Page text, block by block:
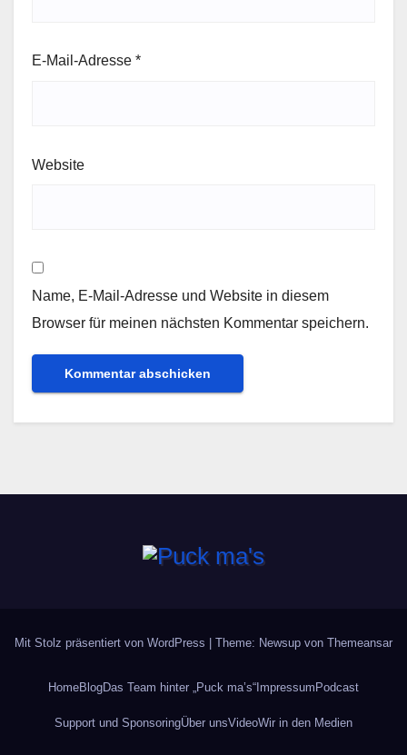
E-Mail-Adresse *
Website
Name, E-Mail-Adresse und Website in diesem
Browser für meinen nächsten Kommentar speichern.
Mit Stolz präsentiert von WordPress Theme: Newsup von Themeansar
HomeBlogDas Team hinter „Puck ma’s“ Impressum Podcast
Support und SponsoringÜber unsVideoWir in den Medien